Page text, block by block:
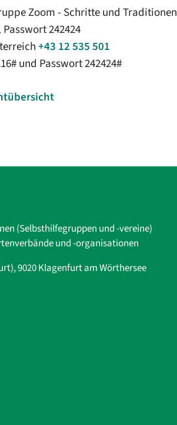
Zoom - Schritte und Traditionen
Passwort 242424
+43 12 535 501
und Passwort 242424#
(Selbsthilfegruppen und -vereine)
und ­-organisationen
9020 Klagenfurt am Wörthersee